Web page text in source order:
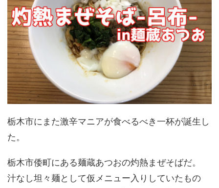
栃木市にまた激辛マニアが食べるべき一杯が誕生し
た。
栃木市倭町にある麺蔵あつおの灼熱まぜそばだ。
汁なし坦々麺として仮メニュー入りしていたもの